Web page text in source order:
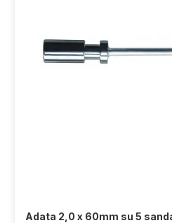
Adata 2,0 x 60mm su 5